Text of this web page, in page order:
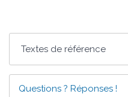
Textes de référence
Questions ? Réponses !